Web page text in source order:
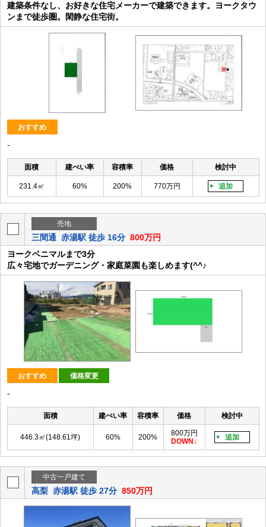
建築条件なし、お好きな住宅メーカーで建築できます。ヨークタウ
ンまで徒歩圏。閑静な住宅街。
おすすめ
-
面積 建ぺい率 容積率 価格 検討中
231.4㎡ 60% 200% 770万円 追加
売地
三間通 赤湯駅 徒歩 16分 800万円
ヨークベニマルまで3分
広々宅地でガーデニング・家庭菜園も楽しめます(^^♪
おすすめ 価格変更
-
面積 建ぺい率 容積率 価格 検討中
446.3㎡(148.61坪) 60% 200%
800万円
DOWN
追加
中古一戸建て
高梨 赤湯駅 徒歩 27分 850万円